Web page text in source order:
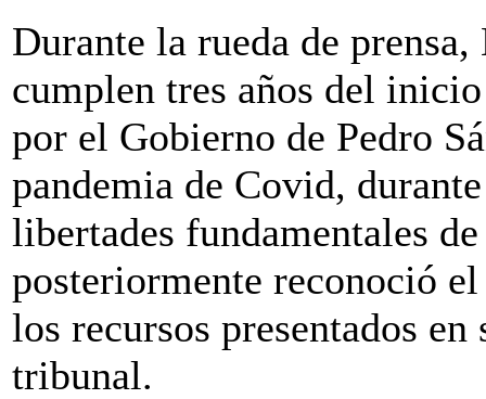
Durante la rueda de
cumplen tres años del
por el Gobierno de Pedro
pandemia de Covid,
libertades fundamentales
posteriormente reconoció
los recursos presentados
tribunal.